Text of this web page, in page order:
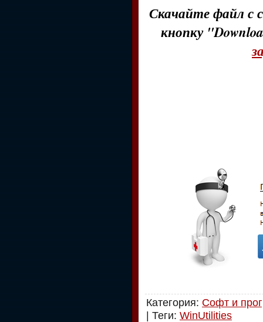
Скачайте файл с
кнопку
Категория: Софт и
| Теги: WinUtilities